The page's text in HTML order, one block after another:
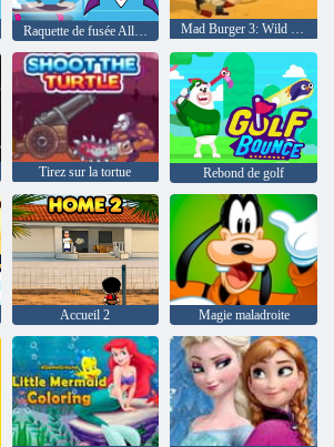
Raquette de fusée All Stars Mad Burger 3: Wild West
Tirez sur la tortue Rebond de golf
Accueil 2 Magie maladroite